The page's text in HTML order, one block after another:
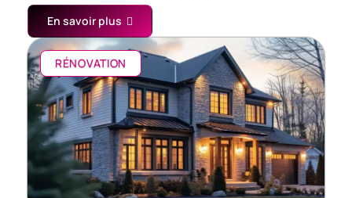
En savoir plus
RÉNOVATION